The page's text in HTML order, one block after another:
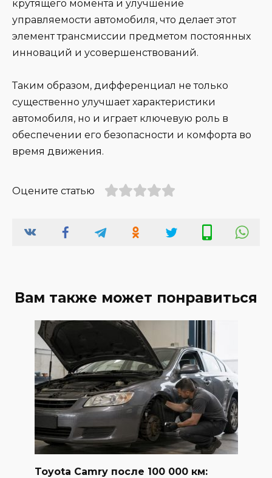
крутящего момента и улучшение
управляемости автомобиля, что делает этот
элемент трансмиссии предметом постоянных
инноваций и усовершенствований.
Таким образом, дифференциал не только
существенно улучшает характеристики
автомобиля, но и играет ключевую роль в
обеспечении его безопасности и комфорта во
время движения.
Оцените статью
Вам также может понравиться
Toyota Camry после 100 000 км: